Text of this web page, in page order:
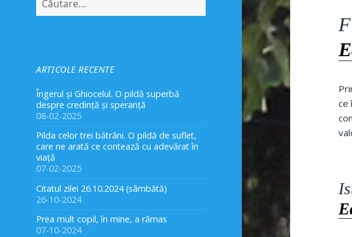
după:
ARTICOLE RECENTE
Îngerul și Ghiocelul. O pildă superbă
despre credință și speranță
08-02-2025
Pilda celor trei bătrâni. O pildă de suflet,
care ne arată ce contează cu adevărat în
viață
07-02-2025
Citatul zilei 26.10.2024 (sâmbătă)
26-10-2024
Prea mult copil, în mine, a rămas
07-10-2024
ce